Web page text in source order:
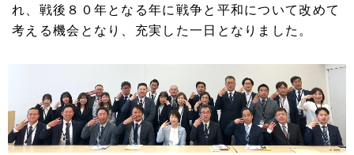
れ、戦後８０年となる年に戦争と平和について改めて
考える機会となり、充実した一日となりました。